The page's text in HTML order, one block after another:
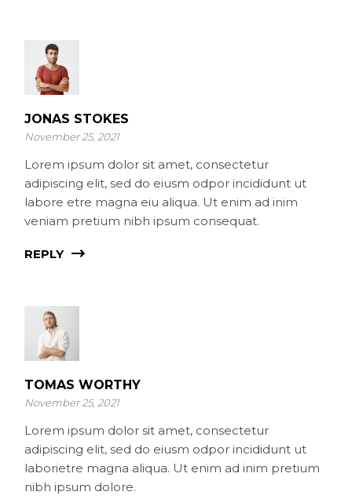
JONAS STOKES
November 25, 2021
Lorem ipsum dolor sit amet, consectetur
adipiscing elit, sed do eiusm odpor incididunt ut
labore etre magna eiu aliqua. Ut enim ad inim
veniam pretium nibh ipsum consequat.
REPLY
TOMAS WORTHY
November 25, 2021
Lorem ipsum dolor sit amet, consectetur
adipiscing elit, sed do eiusm odpor incididunt ut
laborietre magna aliqua. Ut enim ad inim pretium
nibh ipsum dolore.